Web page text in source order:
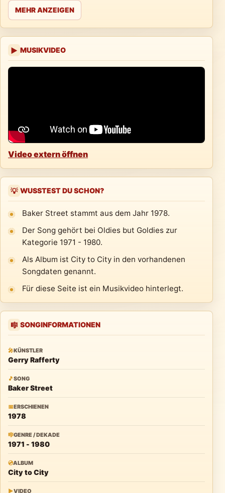
MEHR ANZEIGEN
▶ MUSIKVIDEO
Video extern öffnen
💡 WUSSTEST DU SCHON?
Baker Street stammt aus dem Jahr 1978.
Der Song gehört bei Oldies but Goldies zur
Kategorie 1971 - 1980.
Als Album ist City to City in den vorhandenen
Songdaten genannt.
Für diese Seite ist ein Musikvideo hinterlegt.
🎼 SONGINFORMATIONEN
🎤KÜNSTLER
Gerry Rafferty
🎵SONG
Baker Street
📅ERSCHIENEN
1978
🎼GENRE / DEKADE
1971 - 1980
💿ALBUM
City to City
▶VIDEO